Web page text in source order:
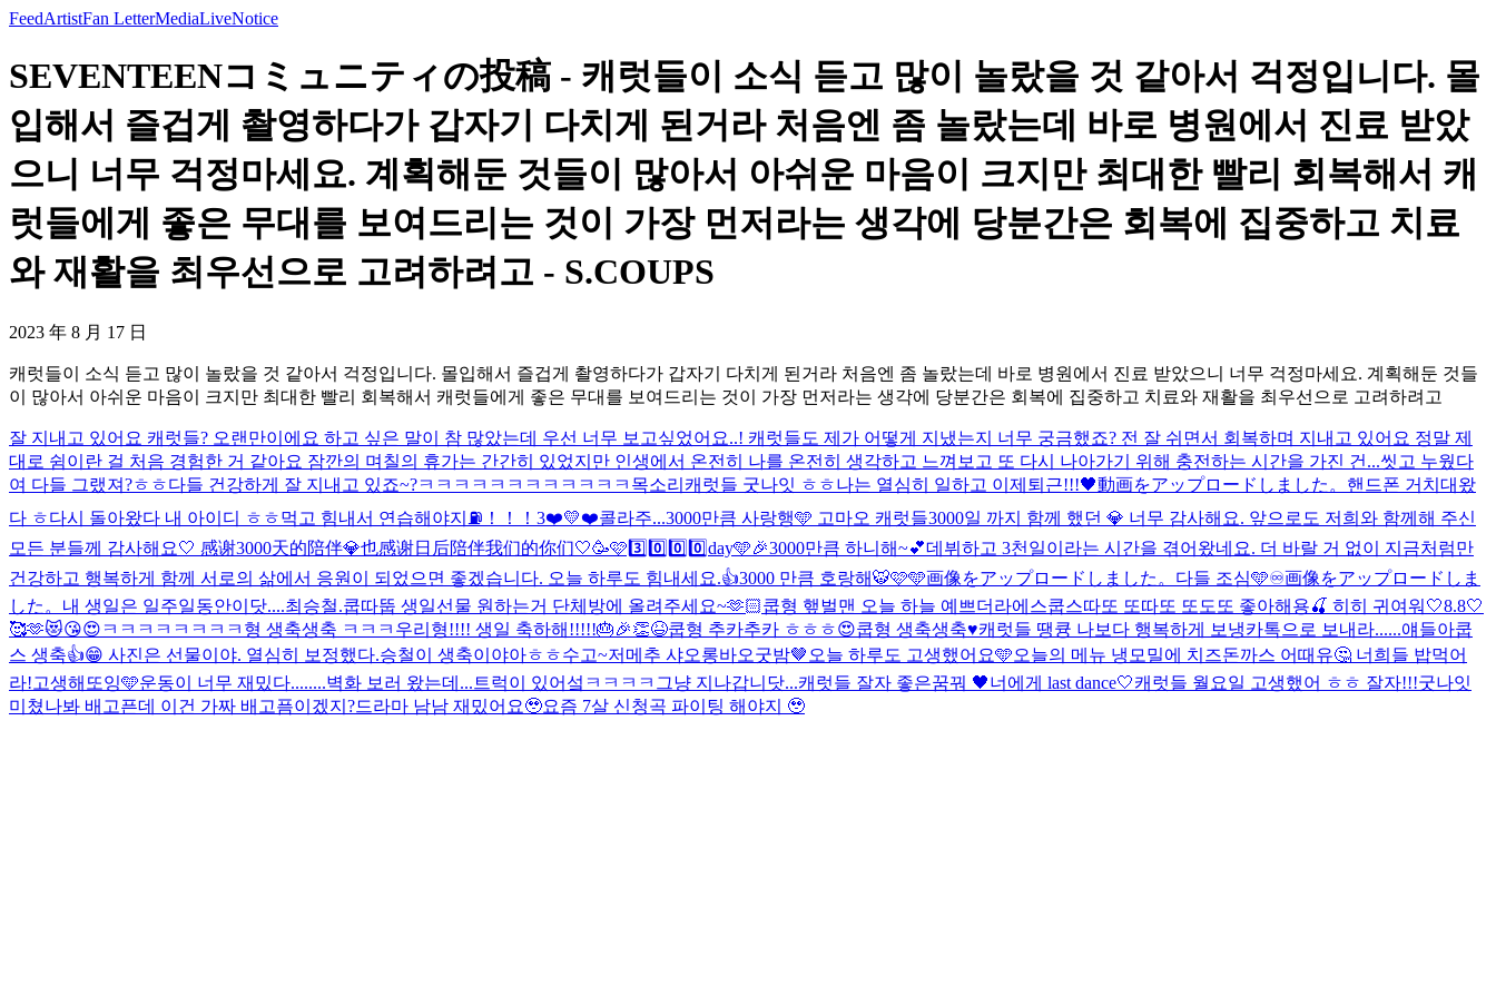
FeedArtistFan LetterMediaLiveNotice
SEVENTEENコミュニティの投稿 - 캐럿들이 소식 듣고 많이 놀랐을 것 같아서 걱정입니다. 몰
입해서 즐겁게 촬영하다가 갑자기 다치게 된거라 처음엔 좀 놀랐는데 바로 병원에서 진료 받았
으니 너무 걱정마세요. 계획해둔 것들이 많아서 아쉬운 마음이 크지만 최대한 빨리 회복해서 캐
럿들에게 좋은 무대를 보여드리는 것이 가장 먼저라는 생각에 당분간은 회복에 집중하고 치료
와 재활을 최우선으로 고려하려고 - S.COUPS
2023 年 8 月 17 日
캐럿들이 소식 듣고 많이 놀랐을 것 같아서 걱정입니다. 몰입해서 즐겁게 촬영하다가 갑자기 다치게 된거라 처음엔 좀 놀랐는데 바로 병원에서 진료 받았으니 너무 걱정마세요. 계획해둔 것들
이 많아서 아쉬운 마음이 크지만 최대한 빨리 회복해서 캐럿들에게 좋은 무대를 보여드리는 것이 가장 먼저라는 생각에 당분간은 회복에 집중하고 치료와 재활을 최우선으로 고려하려고
잘 지내고 있어요 캐럿들? 오랜만이에요 하고 싶은 말이 참 많았는데 우선 너무 보고싶었어요..! 캐럿들도 제가 어떻게 지냈는지 너무 궁금했죠? 전 잘 쉬면서 회복하며 지내고 있어요 정말 제
대로 쉼이란 걸 처음 경험한 거 같아요 잠깐의 며칠의 휴가는 간간히 있었지만 인생에서 온전히 나를 온전히 생각하고 느껴보고 또 다시 나아가기 위해 충전하는 시간을 가진 건...씻고 누웠다
여 다들 그랬져?ㅎㅎ다들 건강하게 잘 지내고 있죠~?ㅋㅋㅋㅋㅋㅋㅋㅋㅋㅋㅋㅋ 목소리 캐럿들 굿나잇 ㅎㅎ나는 열심히 일하고 이제퇴근!!!🖤動画をアップロードしました。 핸드폰 거치대왔
다 ㅎ다시 돌아왔다 내 아이디 ㅎㅎ먹고 힘내서 연습해야지⛽️！！！ 3❤️💛❤️콜라주...3000만큼 사랑행🩵 고마오 캐럿들3000일 까지 함께 했던 💎 너무 감사해요. 앞으로도 저희와 함께해 주신
모든 분들께 감사해요🤍 感谢3000天的陪伴💎也感谢日后陪伴我们的你们🤍🥳🩷3️⃣0️⃣0️⃣0️⃣day🩵🎉3000만큼 하니해~💕데뷔하고 3천일이라는 시간을 겪어왔네요. 더 바랄 거 없이 지금처럼만
건강하고 행복하게 함께 서로의 삶에서 응원이 되었으면 좋겠습니다. 오늘 하루도 힘내세요.👍3000 만큼 호랑해🐯🩷🩵画像をアップロードしました。 다들 조심🩵♾️画像をアップロードしま
した。 내 생일은 일주일동안이닷....최승철.쿱따뚭 생일선물 원하는거 단체방에 올려주세요~🫶🏻쿱형 햎벌맨 오늘 하늘 예쁘더라에스쿱스따또 또따또 또도또 좋아해용🍒 히히 귀여워 🤍8.8🤍
🥰🫶😻😘😍 ㅋㅋㅋㅋㅋㅋㅋㅋ형 생축생축 ㅋㅋㅋ 우리형!!!! 생일 축하해!!!!!🎂🎉👏😆쿱형 추카추카 ㅎㅎㅎ😍쿱형 생축생축♥️캐럿들 땡큥 나보다 행복하게 보냉카톡으로 보내라......얘들아쿱
스 생축👍😁 사진은 선물이야. 열심히 보정했다.승철이 생축이야아ㅎㅎ수고~저메추 샤오롱바오굿밤🤎 오늘 하루도 고생했어요🩵오늘의 메뉴 냉모밀에 치즈돈까스 어때유🤔 너희들 밥먹어
라!고생해또잉🩵운동이 너무 재밌다........벽화 보러 왔는데...트럭이 있어섴ㅋㅋㅋㅋ그냥 지나갑니닷...캐럿들 잘자 좋은꿈꿔 🖤너에게 last dance🤍캐럿들 월요일 고생했어 ㅎㅎ 잘자!!!굿나잇
미쳤나봐 배고픈데 이건 가짜 배고픔이겠지?드라마 남남 재밌어요🥹요즘 7살 신청곡 파이팅 해야지 🥹